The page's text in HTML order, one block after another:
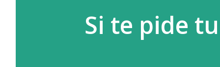
Si te pide